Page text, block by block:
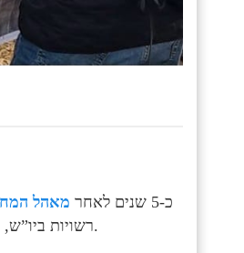
כ-5 שנים לאחר מאהל
רשויות ביו”ש, אותה הוביל ראש מועצת שומרון יוסי דגן, השבוע החלו עבודות סלילת כביש עוקף לובאן.